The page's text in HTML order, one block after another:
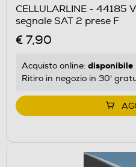
CELLULARLINE - 44185
segnale SAT 2 prese F
€ 7,90
Acquisto online: disponibile
Ritiro in negozio in 30'